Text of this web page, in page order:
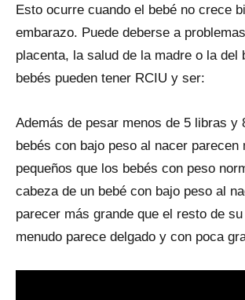
Esto ocurre cuando el bebé no crece
embarazo. Puede deberse a
placenta, la salud de la madre o la del
bebés pueden tener RCIU y ser:
Además de pesar menos de 5 libras y
bebés con bajo peso al nacer parecen
pequeños que los bebés con peso
cabeza de un bebé con bajo peso al
parecer más grande que el resto de
menudo parece delgado y con poca